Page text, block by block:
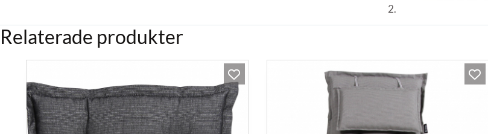
Relaterade produkter